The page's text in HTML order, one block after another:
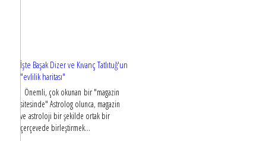
İşte Başak Dizer ve Kıvanç Tatlıtuğ'un
"evlilik haritası"
Önemli, çok okunan bir "magazin
sitesinde" Astrolog olunca, magazin
ve astroloji bir şekilde ortak bir
çerçevede birleştirmek...